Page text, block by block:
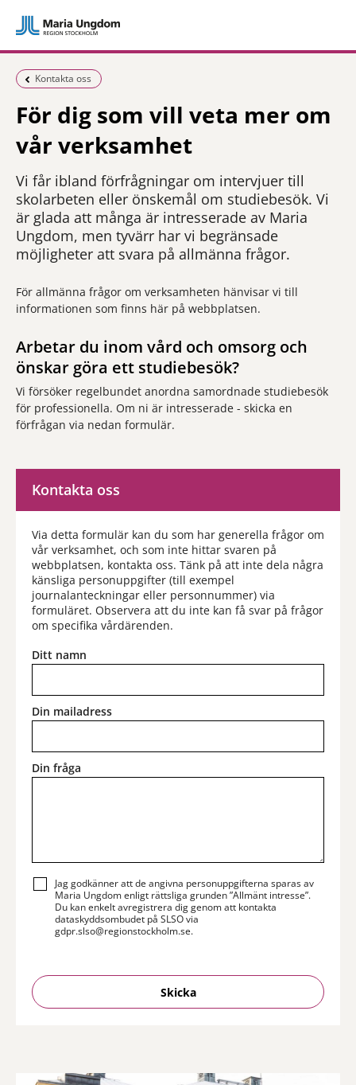
Föregående sida:
Kontakta oss
För dig som vill veta mer om
vår verksamhet
Vi får ibland förfrågningar om intervjuer till
skolarbeten eller önskemål om studiebesök. Vi
är glada att många är intresserade av Maria
Ungdom, men tyvärr har vi begränsade
möjligheter att svara på allmänna frågor.
För allmänna frågor om verksamheten hänvisar vi till
informationen som finns här på webbplatsen.
Arbetar du inom vård och omsorg och
önskar göra ett studiebesök?
Vi försöker regelbundet anordna samordnade studiebesök
för professionella. Om ni är intresserade - skicka en
förfrågan via nedan formulär.
Kontakta oss
Via detta formulär kan du som har generella frågor om
vår verksamhet, och som inte hittar svaren på
webbplatsen, kontakta oss. Tänk på att inte dela några
känsliga personuppgifter (till exempel
journalanteckningar eller personnummer) via
formuläret. Observera att du inte kan få svar på frågor
om specifika vårdärenden.
Ditt namn
Din mailadress
Din fråga
Jag godkänner att de angivna personuppgifterna sparas av
Maria Ungdom enligt rättsliga grunden ”Allmänt intresse”.
Du kan enkelt avregistrera dig genom att kontakta
dataskyddsombudet på SLSO via
gdpr.slso@regionstockholm.se.
Skicka